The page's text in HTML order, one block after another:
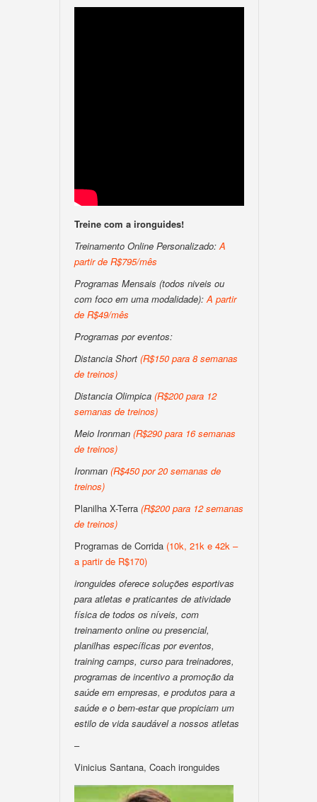
Treine com a ironguides!
Treinamento Online Personalizado:A
partir de R$795/mês
Programas Mensais (todos niveis ou
com foco em uma modalidade):A partir
de R$49/mês
Programas por eventos:
Distancia Short (R$150 para 8 semanas
de treinos)
Distancia Olimpica (R$200 para 12
semanas de treinos)
Meio Ironman (R$290 para 16 semanas
de treinos)
Ironman (R$450 por 20 semanas de
treinos)
Planilha X-Terra (R$200 para 12 semanas
de treinos)
Programas de Corrida (10k, 21k e 42k –
a partir de R$170)
ironguides oferece soluções esportivas
para atletas e praticantes de atividade
física de todos os níveis, com
treinamento online ou presencial,
planilhas específicas por eventos,
training camps, curso para treinadores,
programas de incentivo a promoção da
saúde em empresas, e produtos para a
saúde e o bem-estar que propiciam um
estilo de vida saudável a nossos atletas
–
Vinicius Santana, Coach ironguides